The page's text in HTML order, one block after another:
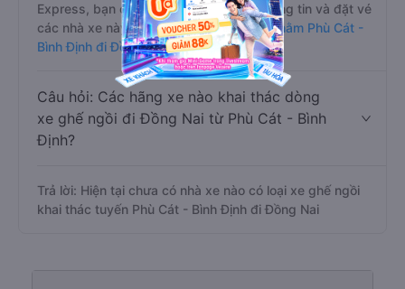
Express, bạn có thể tham khảo thêm thông tin và đặt vé
các nhà xe này tại trang này:Xe giường nằm Phù Cát -
Bình Định đi Đồng Nai
Câu hỏi: Các hãng xe nào khai thác dòng
xe ghế ngồi đi Đồng Nai từ Phù Cát - Bình
Định?
Trả lời: Hiện tại chưa có nhà xe nào có loại xe ghế ngồi
khai thác tuyến Phù Cát - Bình Định đi Đồng Nai